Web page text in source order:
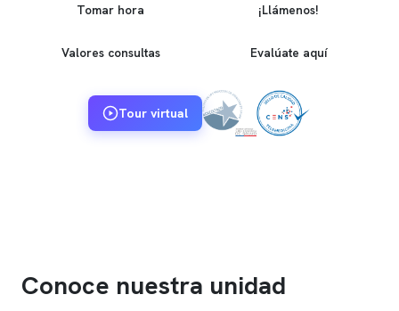
Tomar hora ¡Llámenos!
Valores consultas Evalúate aquí
Tour virtual
Conoce nuestra unidad